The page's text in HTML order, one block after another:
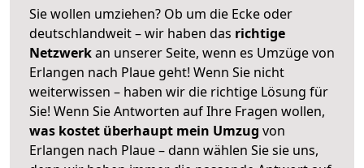
Sie wollen umziehen? Ob um die Ecke oder
deutschlandweit – wir haben das richtige
Netzwerkan unserer Seite, wenn es Umzüge von
Erlangen nach Plaue geht! Wenn Sie nicht
weiterwissen – haben wir die richtige Lösung für
Sie! Wenn Sie Antworten auf Ihre Fragen wollen,
was kostet überhaupt mein Umzug von
Erlangen nach Plaue – dann wählen Sie sie uns,